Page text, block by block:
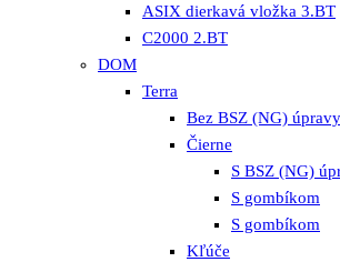
ASIX dierkavá vložka 3.BT
C2000 2.BT
DOM
Terra
Bez BSZ (NG) úpravy
Čierne
S BSZ (NG)
S gombíkom
S gombíkom
Kľúče